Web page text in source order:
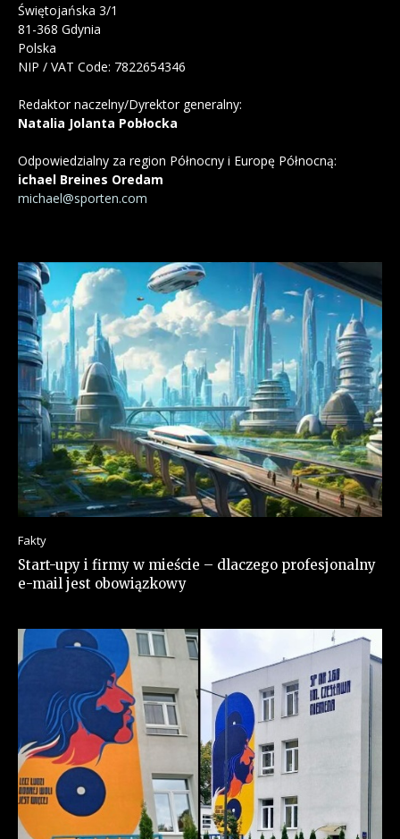
Świętojańska 3/1
81-368 Gdynia
Polska
NIP / VAT Code: 7822654346
Redaktor naczelny/Dyrektor generalny:
Natalia Jolanta Pobłocka
Odpowiedzialny za region Północny i Europę Północną:
ichael Breines Oredam
michael@sporten.com
Fakty
Start-upy i firmy w mieście – dlaczego profesjonalny
e-mail jest obowiązkowy